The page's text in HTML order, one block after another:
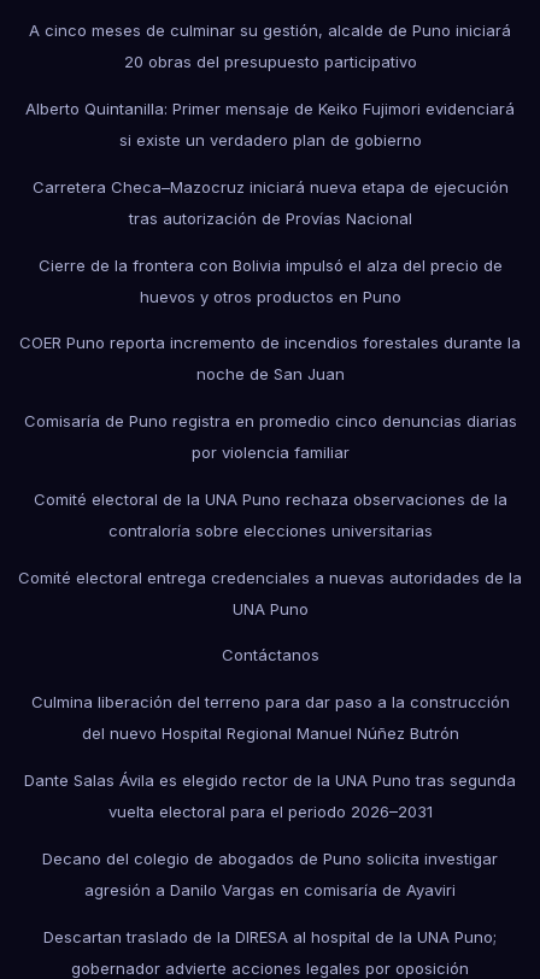
A cinco meses de culminar su gestión, alcalde de Puno iniciará
20 obras del presupuesto participativo
Alberto Quintanilla: Primer mensaje de Keiko Fujimori evidenciará
si existe un verdadero plan de gobierno
Carretera Checa–Mazocruz iniciará nueva etapa de ejecución
tras autorización de Provías Nacional
Cierre de la frontera con Bolivia impulsó el alza del precio de
huevos y otros productos en Puno
COER Puno reporta incremento de incendios forestales durante la
noche de San Juan
Comisaría de Puno registra en promedio cinco denuncias diarias
por violencia familiar
Comité electoral de la UNA Puno rechaza observaciones de la
contraloría sobre elecciones universitarias
Comité electoral entrega credenciales a nuevas autoridades de la
UNA Puno
Contáctanos
Culmina liberación del terreno para dar paso a la construcción
del nuevo Hospital Regional Manuel Núñez Butrón
Dante Salas Ávila es elegido rector de la UNA Puno tras segunda
vuelta electoral para el periodo 2026–2031
Decano del colegio de abogados de Puno solicita investigar
agresión a Danilo Vargas en comisaría de Ayaviri
Descartan traslado de la DIRESA al hospital de la UNA Puno;
gobernador advierte acciones legales por oposición